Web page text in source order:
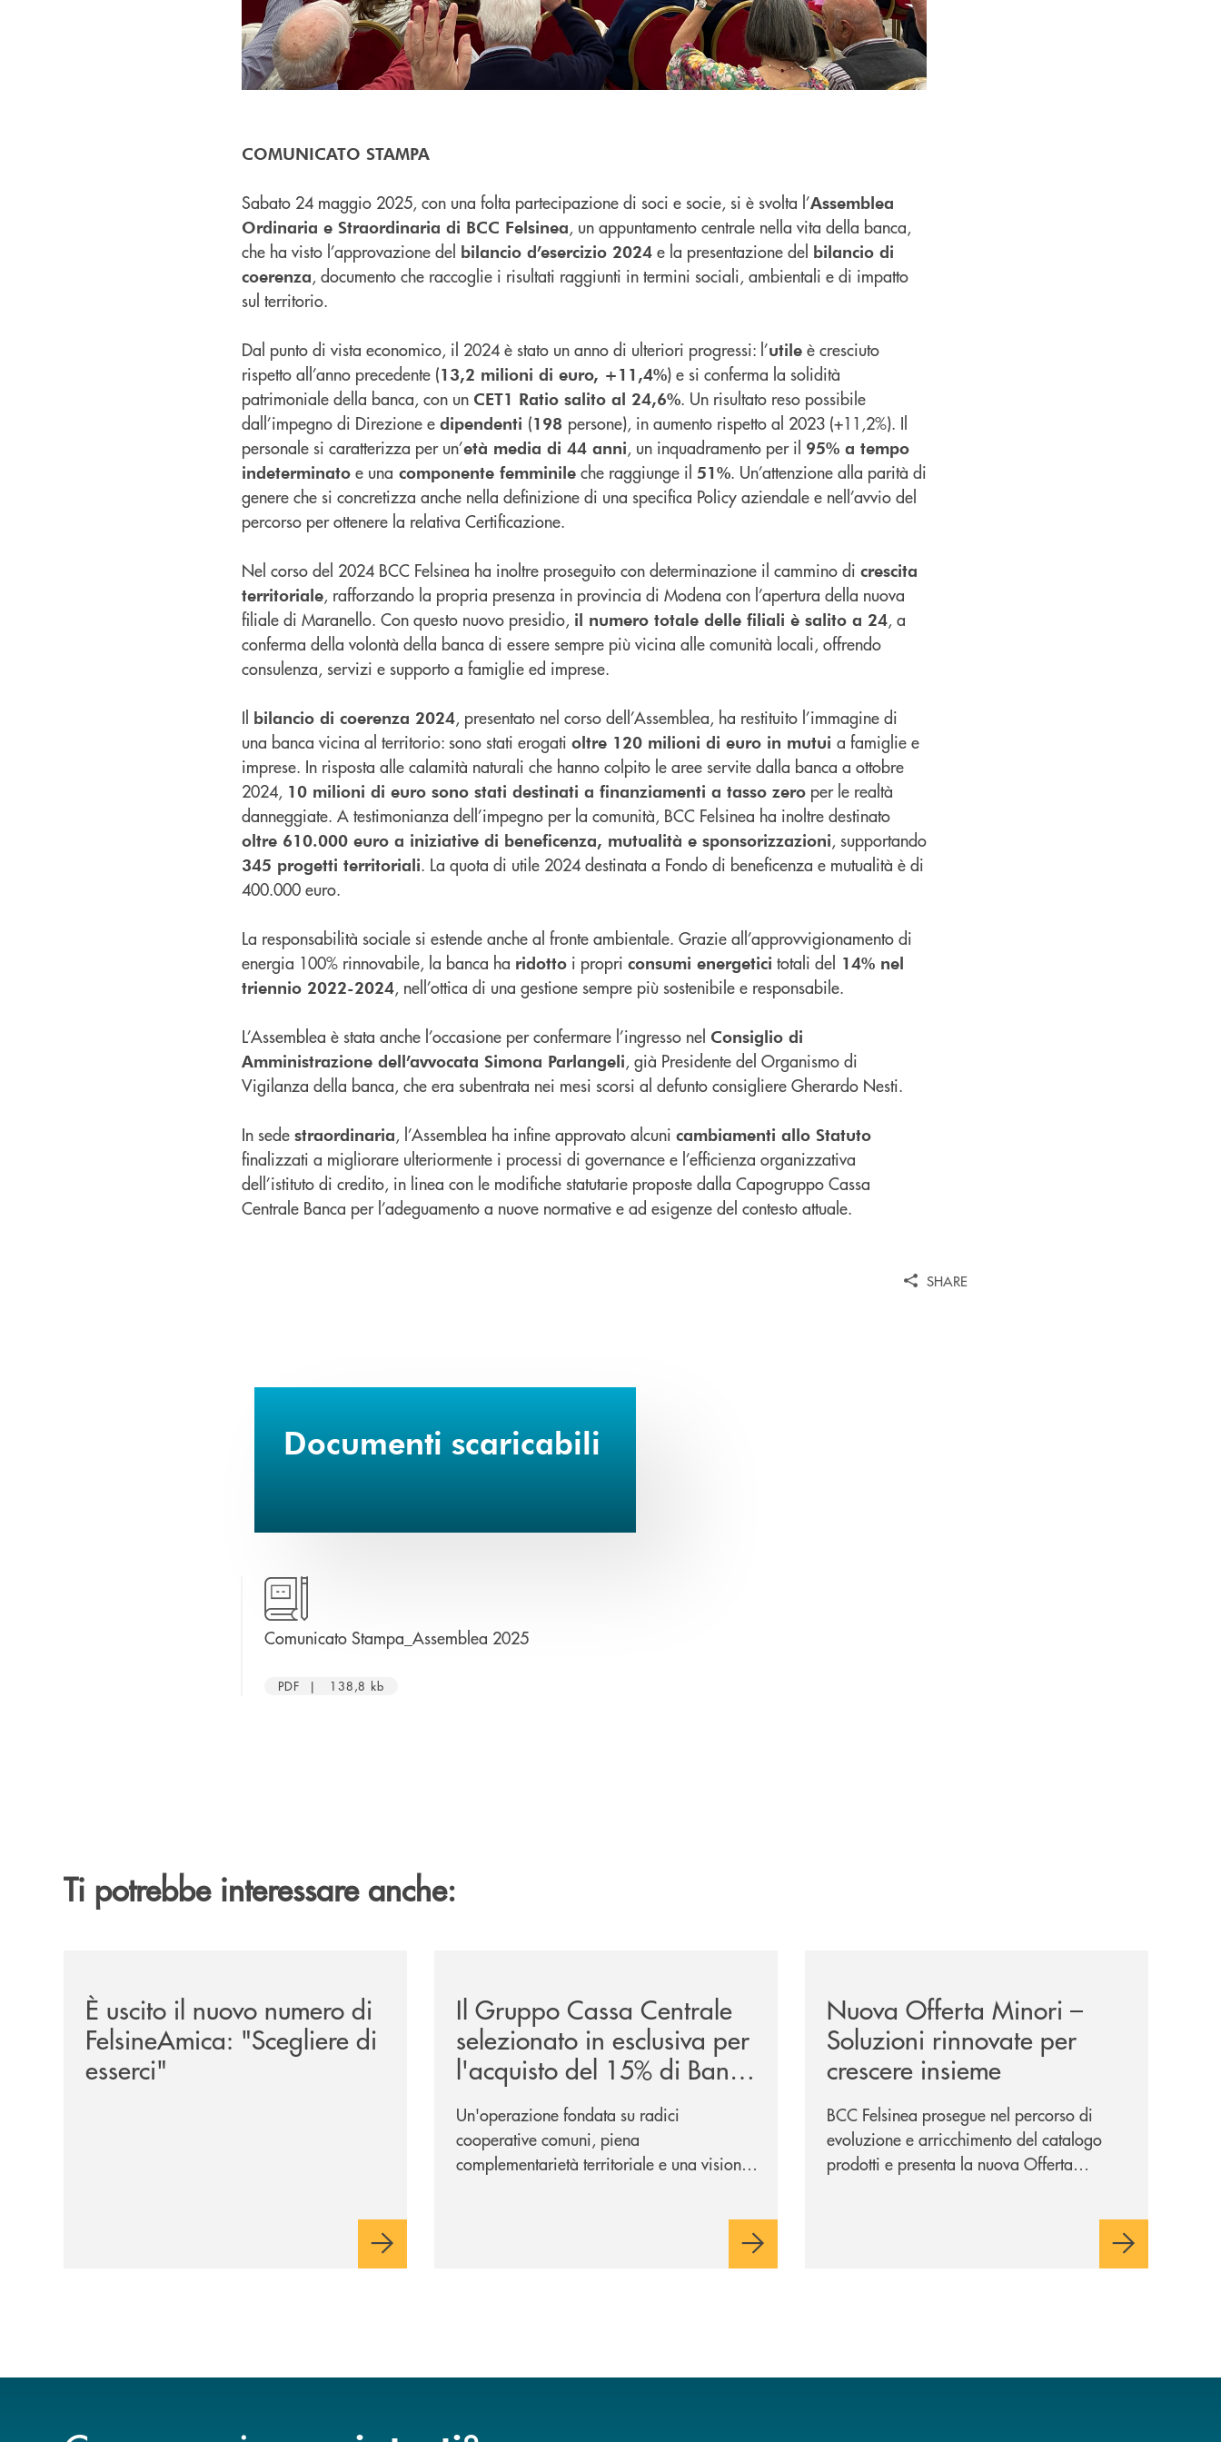
COMUNICATO STAMPA
Sabato 24 maggio 2025, con una folta partecipazione di soci e socie, si è svolta l’Assemblea
Ordinaria e Straordinaria di BCC Felsinea, un appuntamento centrale nella vita della banca,
che ha visto l’approvazione del bilancio d’esercizio 2024 e la presentazione del bilancio di
coerenza, documento che raccoglie i risultati raggiunti in termini sociali, ambientali e di impatto
sul territorio.
Dal punto di vista economico, il 2024 è stato un anno di ulteriori progressi: l’utile è cresciuto
rispetto all’anno precedente (13,2 milioni di euro, +11,4%) e si conferma la solidità
patrimoniale della banca, con un CET1 Ratio salito al 24,6%. Un risultato reso possibile
dall’impegno di Direzione e dipendenti (198 persone), in aumento rispetto al 2023 (+11,2%). Il
personale si caratterizza per un’età media di 44 anni, un inquadramento per il 95% a tempo
indeterminato e una componente femminile che raggiunge il 51%. Un’attenzione alla parità di
genere che si concretizza anche nella definizione di una specifica Policy aziendale e nell’avvio del
percorso per ottenere la relativa Certificazione.
Nel corso del 2024 BCC Felsinea ha inoltre proseguito con determinazione il cammino di crescita
territoriale, rafforzando la propria presenza in provincia di Modena con l’apertura della nuova
filiale di Maranello. Con questo nuovo presidio, il numero totale delle filiali è salito a 24, a
conferma della volontà della banca di essere sempre più vicina alle comunità locali, offrendo
consulenza, servizi e supporto a famiglie ed imprese.
Il bilancio di coerenza 2024, presentato nel corso dell’Assemblea, ha restituito l’immagine di
una banca vicina al territorio: sono stati erogati oltre 120 milioni di euro in mutui a famiglie e
imprese. In risposta alle calamità naturali che hanno colpito le aree servite dalla banca a ottobre
2024, 10 milioni di euro sono stati destinati a finanziamenti a tasso zero per le realtà
danneggiate. A testimonianza dell’impegno per la comunità, BCC Felsinea ha inoltre destinato
oltre 610.000 euro a iniziative di beneficenza, mutualità e sponsorizzazioni, supportando
345 progetti territoriali. La quota di utile 2024 destinata a Fondo di beneficenza e mutualità è di
400.000 euro.
La responsabilità sociale si estende anche al fronte ambientale. Grazie all’approvvigionamento di
energia 100% rinnovabile, la banca ha ridotto i propri consumi energetici totali del 14% nel
triennio 2022-2024, nell’ottica di una gestione sempre più sostenibile e responsabile.
L’Assemblea è stata anche l’occasione per confermare l’ingresso nel Consiglio di
Amministrazione dell’avvocata Simona Parlangeli, già Presidente del Organismo di
Vigilanza della banca, che era subentrata nei mesi scorsi al defunto consigliere Gherardo Nesti.
In sede straordinaria, l’Assemblea ha infine approvato alcuni cambiamenti allo Statuto
finalizzati a migliorare ulteriormente i processi di governance e l’efficienza organizzativa
dell’istituto di credito, in linea con le modifiche statutarie proposte dalla Capogruppo Cassa
Centrale Banca per l’adeguamento a nuove normative e ad esigenze del contesto attuale.
SHARE
Documenti scaricabili
Comunicato Stampa_Assemblea 2025apre una nuova finestra
PDF | 138,8 kb
Ti potrebbe interessare anche:
È uscito il nuovo numero di
FelsineAmica: "Scegliere di
esserci"
Il Gruppo Cassa Centrale
selezionato in esclusiva per
l'acquisto del 15% di Banca
Cambiano 1884
Un'operazione fondata su radici
cooperative comuni, piena
complementarietà territoriale e una visione
Nuova Offerta Minori –
Soluzioni rinnovate per
crescere insieme
BCC Felsinea prosegue nel percorso di
evoluzione e arricchimento del catalogo
prodotti e presenta la nuova Offerta